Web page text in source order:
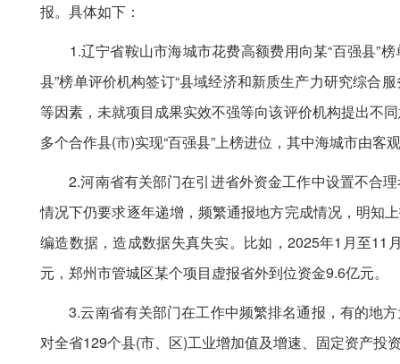
报。具体如下：
1.辽宁省鞍山市海城市花费高额费用向某“百强县”榜
县”榜单评价机构签订“县域经济和新质生产力研究综合
等因素，未就项目成果实效不强等向该评价机构提出不
多个合作县(市)实现“百强县”上榜进位，其中海城市由
2.河南省有关部门在引进省外资金工作中设置不合理
情况下仍要求逐年递增，频繁通报地方完成情况，明知
编造数据，造成数据失真失实。比如，2025年1月至11
元，郑州市管城区某个项目虚报省外到位资金9.6亿元。
3.云南省有关部门在工作中频繁排名通报，有的地方
对全省129个县(市、区)工业增加值及增速、固定资产投